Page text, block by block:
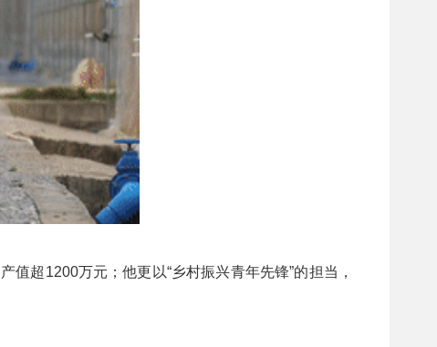
超1200万元；他更以“乡村振兴青年先锋”的担当，